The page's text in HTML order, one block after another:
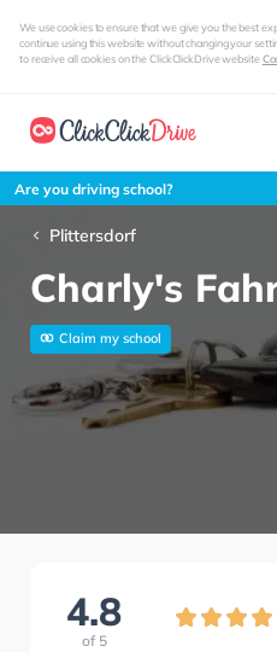
We use cookies to ensure that we give you the best
continue using this website without changing your
to receive all cookies on the ClickClickDrive website
Are you driving school?
Plittersdorf
Charly's
Claim my school
4.8
of 5